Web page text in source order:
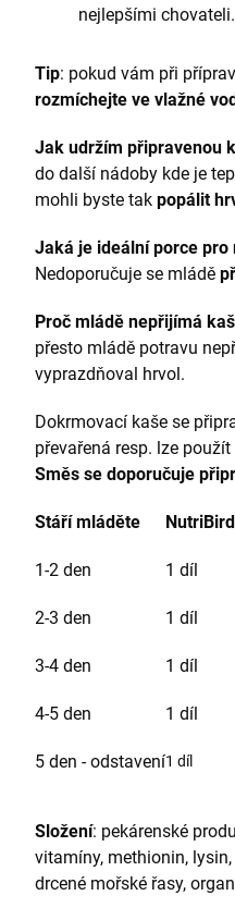
nejlepšími chovateli.
Tip: pokud vám při
rozmíchejte ve vlažné
Jak udržím připravenou
do další nádoby kde je
mohli byste tak popálit
Jaká je ideální porce pro
Nedoporučuje se mládě
Proč mládě nepřijímá
přesto mládě potravu
vyprazdňoval hrvol.
Dokrmovací kaše se
převařená resp. lze
Směs se doporučuje
Stáří mláděte
1-2 den 1 díl
2-3 den 1 díl
3-4 den 1 díl
4-5 den 1 díl
5 den - odstavení1 díl
Složení: pekárenské
vitamíny, methionin,
drcené mořské řasy,